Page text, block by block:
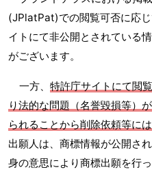
(JPlatPat)での閲覧可否に応
イトにて非公開とされている
がございます。
一方、 特許庁サイトにて閲
り法的な問題（名誉毀損等）
られることから削除依頼等に
出願人は、商標情報が公開さ
身の意思により商標出願を行